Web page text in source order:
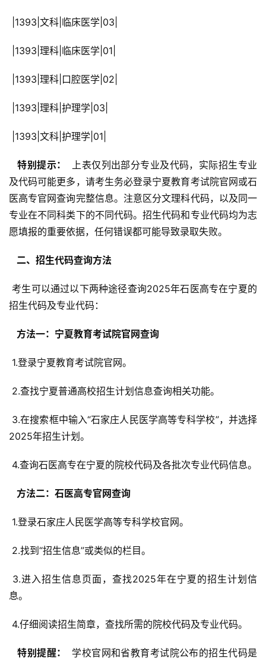
|1393|文科|临床医学|03|
|1393|理科|临床医学|01|
|1393|理科|口腔医学|02|
|1393|理科|护理学|03|
|1393|文科|护理学|01|
  特别提示：
上表仅列出部分专业及代码，实际招生专业
及代码可能更多，请考生务必登录宁夏教育考试院官网或石
医高专官网查询完整信息。注意区分文理科代码，以及同一
专业在不同科类下的不同代码。招生代码和专业代码均为志
愿填报的重要依据，任何错误都可能导致录取失败。
  二、招生代码查询方法
考生可以通过以下两种途径查询2025年石医高专在宁夏的
招生代码及专业代码：
  方法一：宁夏教育考试院官网查询
1.登录宁夏教育考试院官网。
2.查找宁夏普通高校招生计划信息查询相关功能。
2025年招生计划。
4.查询石医高专在宁夏的院校代码及各批次专业代码信息。
  方法二：石医高专官网查询
1.登录石家庄人民医学高等专科学校官网。
2.找到“招生信息”或类似的栏目。
息。
4.仔细阅读招生简章，查找所需的院校代码及专业代码。
  特别提醒：
学校官网和省教育考试院公布的招生代码是